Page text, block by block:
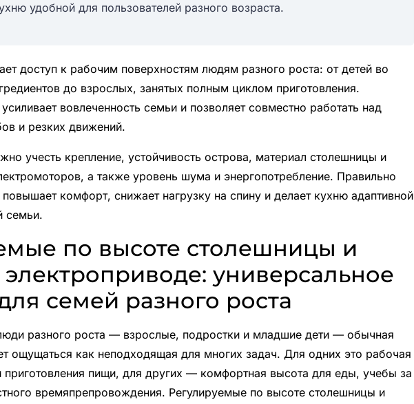
удобной для пользователей разного возраста.
доступ к рабочим поверхностям людям разного роста: от детей во
до взрослых, занятых полным циклом приготовления.
вовлеченность семьи и позволяет совместно работать над
и резких движений.
учесть крепление, устойчивость острова, материал столешницы и
а также уровень шума и энергопотребление. Правильно
повышает комфорт, снижает нагрузку на спину и делает кухню адаптивной
семьи.
по высоте столешницы и
электроприводе: универсальное
семей разного роста
разного роста — взрослые, подростки и младшие дети — обычная
ощущаться как неподходящая для многих задач. Для одних это рабочая
приготовления пищи, для других — комфортная высота для еды, учебы за
времяпрепровождения. Регулируемые по высоте столешницы и